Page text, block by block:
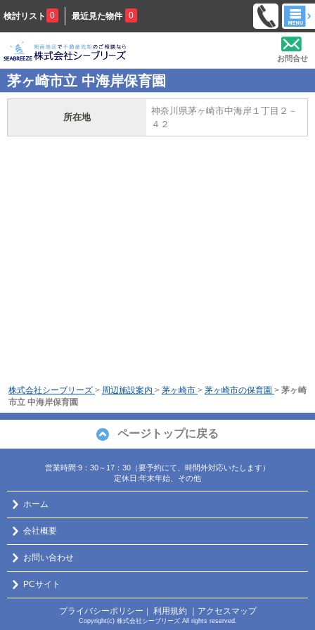
検討リスト 0 最近見た物件 0
お問合せ
茅ヶ崎市立 中海岸保育園
所在地
神奈川県茅ヶ崎市中海岸１丁目２－
４２
株式会社シーブリーズ > 周辺施設案内 > 茅ヶ崎市 > 茅ヶ崎市の保育園 > 茅ヶ崎
市立 中海岸保育園
ページトップに戻る
営業時間:9：30～17：30（要予約にて、時間外対応いたします）
定休日:年末年始、その他
ホーム
会社概要
お問い合わせ
PCサイト
プライバシーポリシー ｜ 利用規約 ｜アクセスマップ
Copyright(c) 株式会社シーブリーズ All rights reserved.